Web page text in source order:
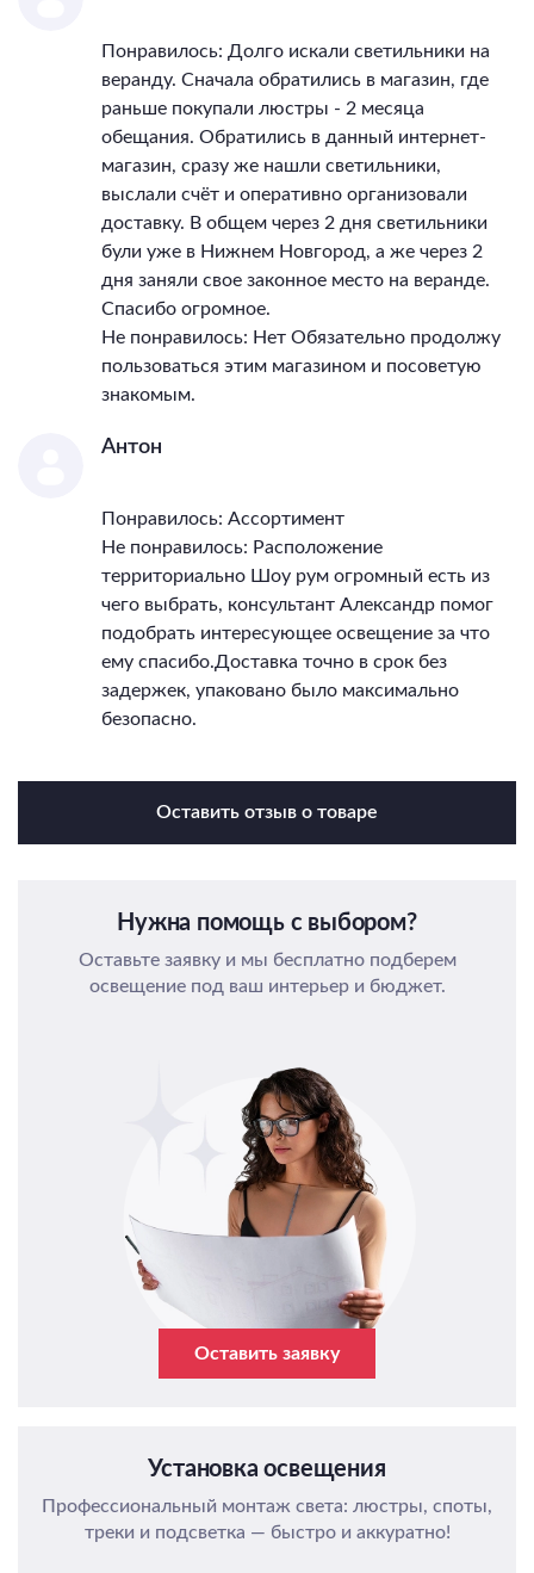
Понравилось: Долго искали светильники на
веранду. Сначала обратились в магазин, где
раньше покупали люстры - 2 месяца
обещания. Обратились в данный интернет-
магазин, сразу же нашли светильники,
выслали счёт и оперативно организовали
доставку. В общем через 2 дня светильники
були уже в Нижнем Новгород, а же через 2
дня заняли свое законное место на веранде.
Спасибо огромное.
Не понравилось: Нет Обязательно продолжу
пользоваться этим магазином и посоветую
знакомым.
Антон
Понравилось: Ассортимент
Не понравилось: Расположение
территориально Шоу рум огромный есть из
чего выбрать, консультант Александр помог
подобрать интересующее освещение за что
ему спасибо.Доставка точно в срок без
задержек, упаковано было максимально
безопасно.
Оставить отзыв о товаре
Нужна помощь с выбором?
Оставьте заявку и мы бесплатно подберем
освещение под ваш интерьер и бюджет.
Оставить заявку
Установка освещения
Профессиональный монтаж света: люстры, споты,
треки и подсветка — быстро и аккуратно!